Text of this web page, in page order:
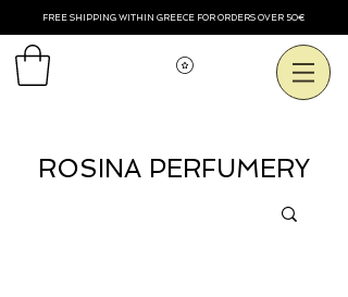
FREE SHIPPING WITHIN GREECE FOR ORDERS OVER 50€
Voir les points
ROSINA PERFUMERY